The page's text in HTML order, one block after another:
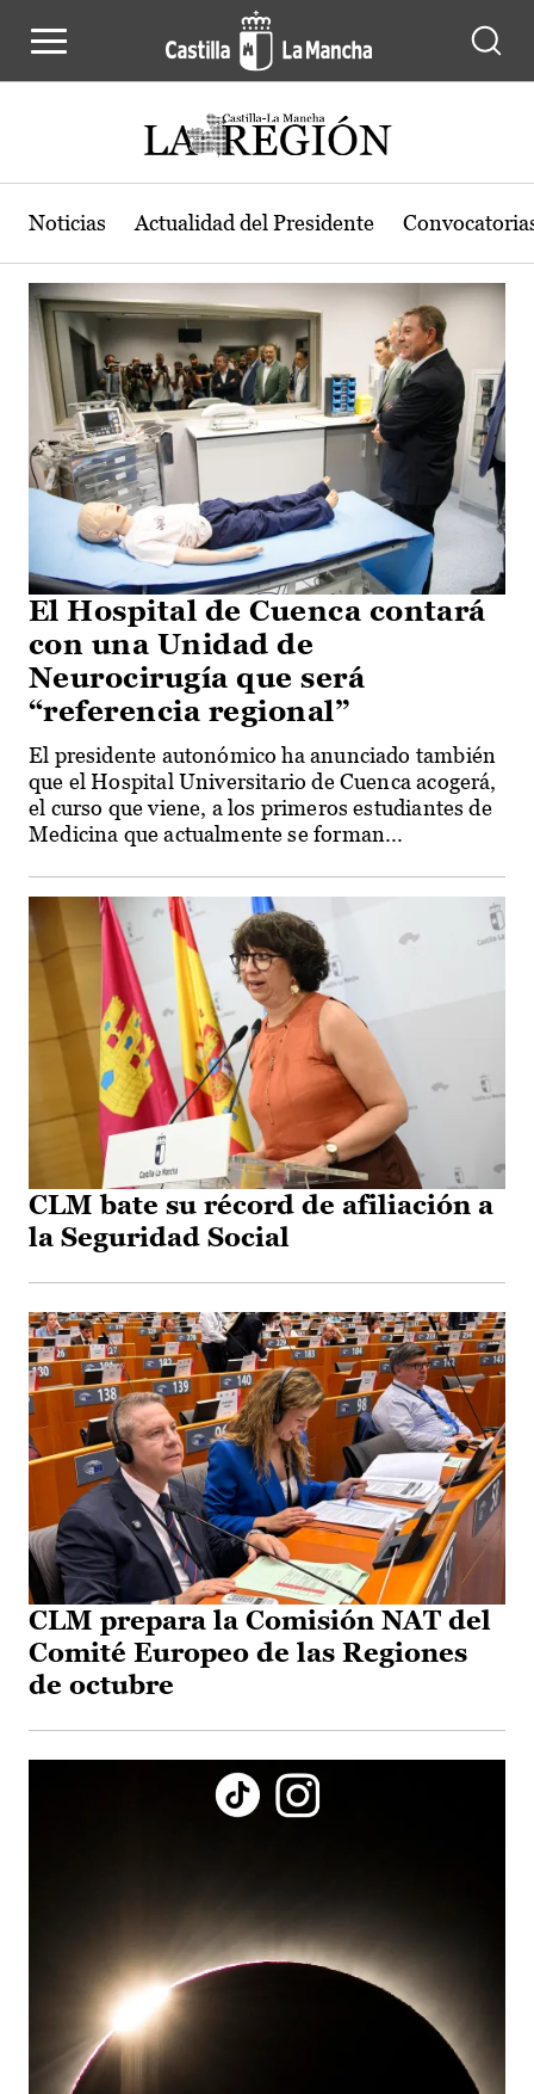
Actualidad de la región de Castilla-
Noticias Actualidad del Presidente
El Hospital de Cuenca contará
con una Unidad de
Neurocirugía que será
“referencia regional”
El presidente autonómico ha anunciado también
que el Hospital Universitario de Cuenca acogerá,
el curso que viene, a los primeros estudiantes de
Medicina que actualmente se forman...
CLM bate su récord de afiliación a
la Seguridad Social
CLM prepara la Comisión NAT del
Comité Europeo de las Regiones
de octubre